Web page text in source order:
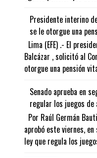
Presidente interino
se le otorgue una
Lima (EFE) .- El
Balcázar , solicitó al
otorgue una pensión
Senado aprueba en
regular los juegos de
Por Raúl Germán
aprobó este viernes,
ley que regula los